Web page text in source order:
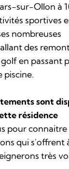
sur-Ollon à
sportives
nombreuses
des
en passant
piscine.
sont
résidence
pour connaitre
qui s'offrent
très